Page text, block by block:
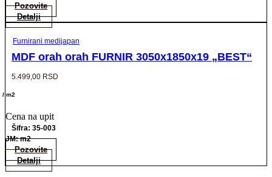
Pozovite
Detalji
Furnirani medijapan
MDF orah orah FURNIR 3050x1850x19 „BEST“
5.499,00 RSD
/ m2
Cena na upit
Šifra: 35-003
JM: m2
Pozovite
Detalji